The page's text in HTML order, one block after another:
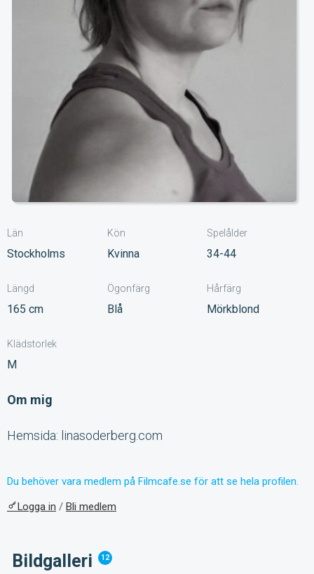
Län
Stockholms
Kön
Kvinna
Spelålder
34-44
Längd
165 cm
Ögonfärg
Blå
Hårfärg
Mörkblond
Klädstorlek
M
Om mig
Hemsida: linasoderberg.com
Du behöver vara medlem på Filmcafe.se för att se hela profilen.
Logga in / Bli medlem
Bildgalleri 12